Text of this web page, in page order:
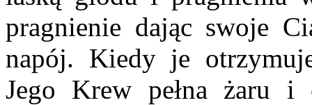
pragnienie dając swoje
napój. Kiedy je
Jego Krew pełna żaru i